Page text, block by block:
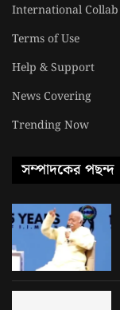
International Collab
Terms of Use
Help & Support
News Covering
Trending Now
সম্পাদকের পছন্দ